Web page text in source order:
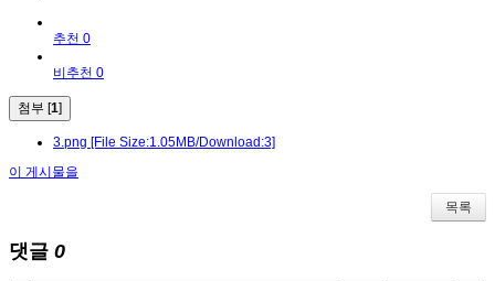
추천 0
비추천 0
첨부 [1]
3.png [File Size:1.05MB/Download:3]
이 게시물을
목록
댓글 0